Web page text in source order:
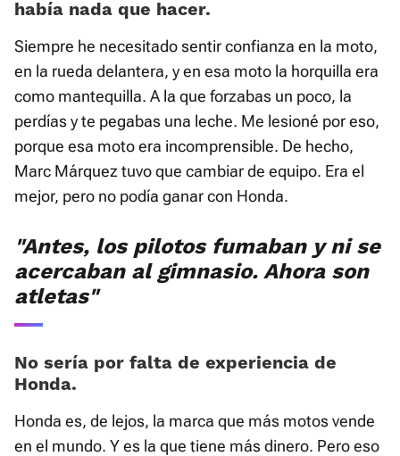
había nada que hacer.
Siempre he necesitado sentir confianza en la moto,
en la rueda delantera, y en esa moto la horquilla era
como mantequilla. A la que forzabas un poco, la
perdías y te pegabas una leche. Me lesioné por eso,
porque esa moto era incomprensible. De hecho,
Marc Márquez tuvo que cambiar de equipo. Era el
mejor, pero no podía ganar con Honda.
"Antes, los pilotos fumaban y ni se
acercaban al gimnasio. Ahora son
atletas"
No sería por falta de experiencia de
Honda.
Honda es, de lejos, la marca que más motos vende
en el mundo. Y es la que tiene más dinero. Pero eso